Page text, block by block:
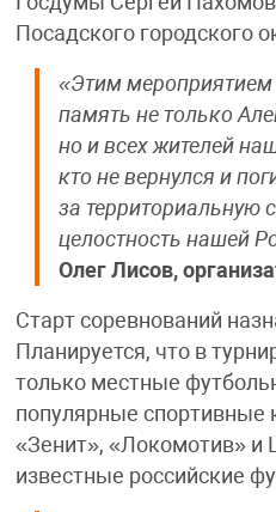
Посадского городского
«Этим
память не только
но и всех жителей
кто не вернулся и
за территориальную
целостность нашей
Олег Лисов,
Старт соревнований
Планируется, что в
только местные
популярные спортивные
«Зенит», «Локомотив» и
известные российские